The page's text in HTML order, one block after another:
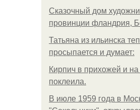
Сказочный дом
провинции фландрия,
Татьяна из ильинска
просыпается и думает:
Кирпич в прихожей и на
поклеила.
В июле 1959 года в